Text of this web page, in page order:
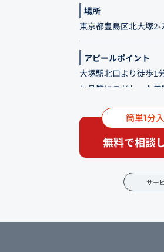
場所
東京都豊島区北大塚
アピールポイント
大塚駅北口より徒歩1
と品質にこだわった
と。 素材を邪魔せず
げ、本来の甘味と旨
れるような配慮があり
おすすめです。
簡単1分
無料で相談
サー